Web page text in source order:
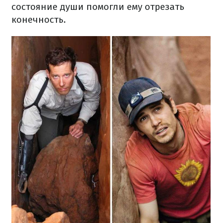
состояние души помогли ему отрезать
конечность.